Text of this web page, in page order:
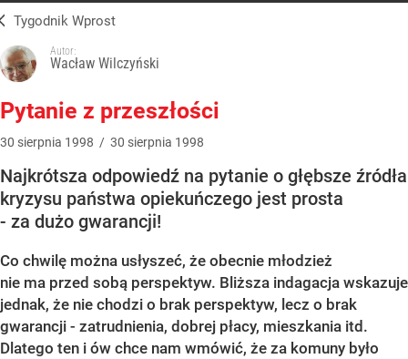
Tygodnik Wprost
Autor:
Wacław Wilczyński
Pytanie z przeszłości
30 sierpnia 1998 / 30 sierpnia 1998
Najkrótsza odpowiedź na pytanie o głębsze źródła
kryzysu państwa opiekuńczego jest prosta
- za dużo gwarancji!
Co chwilę można usłyszeć, że obecnie młodzież
nie ma przed sobą perspektyw. Bliższa indagacja wskazuje
jednak, że nie chodzi o brak perspektyw, lecz o brak
gwarancji - zatrudnienia, dobrej płacy, mieszkania itd.
Dlatego ten i ów chce nam wmówić, że za komuny było